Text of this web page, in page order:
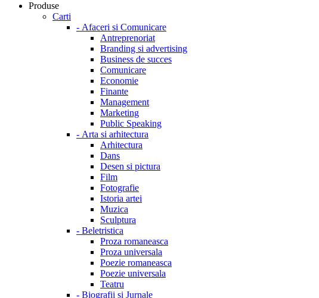
Produse
Carti
- Afaceri si Comunicare
Antreprenoriat
Branding si advertising
Business de succes
Comunicare
Economie
Finante
Management
Marketing
Public Speaking
- Arta si arhitectura
Arhitectura
Dans
Desen si pictura
Film
Fotografie
Istoria artei
Muzica
Sculptura
- Beletristica
Proza romaneasca
Proza universala
Poezie romaneasca
Poezie universala
Teatru
- Biografii si Jurnale